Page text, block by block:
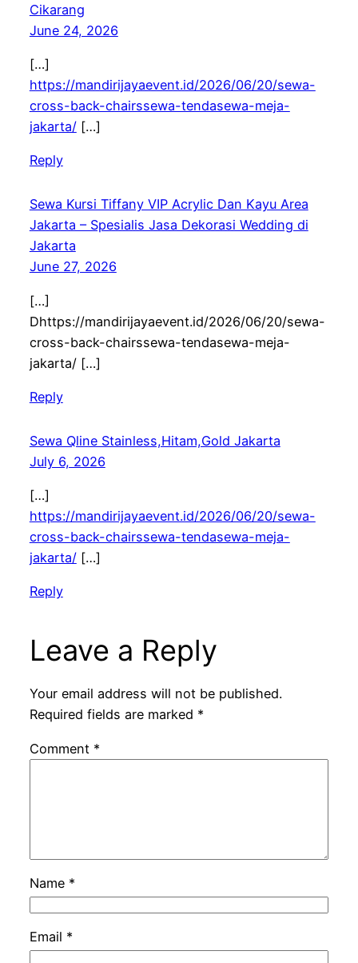
Cikarang
June 24, 2026
[…]
https://mandirijayaevent.id/2026/06/20/sewa-
cross-back-chairssewa-tendasewa-meja-
jakarta/[…]
Reply
Sewa Kursi Tiffany VIP Acrylic Dan Kayu Area
Jakarta – Spesialis Jasa Dekorasi Wedding di
Jakarta
June 27, 2026
[…]
Dhttps://mandirijayaevent.id/2026/06/20/sewa-
cross-back-chairssewa-tendasewa-meja-
jakarta/ […]
Reply
Sewa Qline Stainless,Hitam,Gold Jakarta
July 6, 2026
[…]
https://mandirijayaevent.id/2026/06/20/sewa-
cross-back-chairssewa-tendasewa-meja-
jakarta/[…]
Reply
Leave a Reply
Your email address will not be published.
Required fields are marked *
Comment *
Name *
Email *